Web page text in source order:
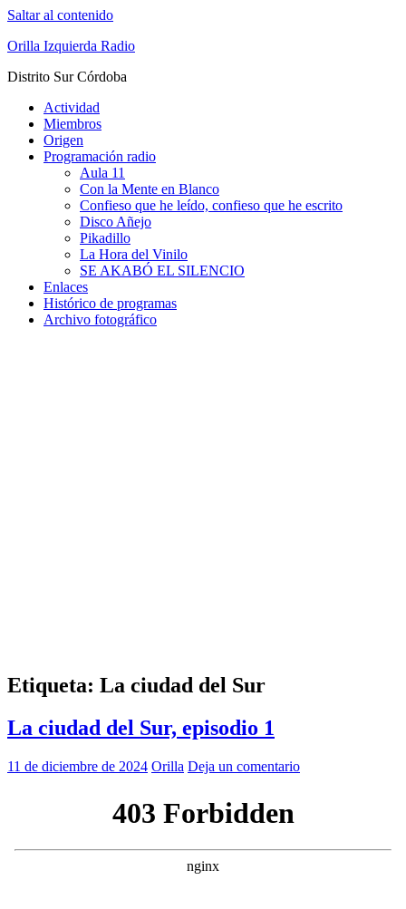
Saltar al contenido
Orilla Izquierda Radio
Distrito Sur Córdoba
Actividad
Miembros
Origen
Programación radio
Aula 11
Con la Mente en Blanco
Confieso que he leído, confieso que he escrito
Disco Añejo
Pikadillo
La Hora del Vinilo
SE AKABÓ EL SILENCIO
Enlaces
Histórico de programas
Archivo fotográfico
Etiqueta: La ciudad del Sur
La ciudad del Sur, episodio 1
11 de diciembre de 2024 Orilla Deja un comentario